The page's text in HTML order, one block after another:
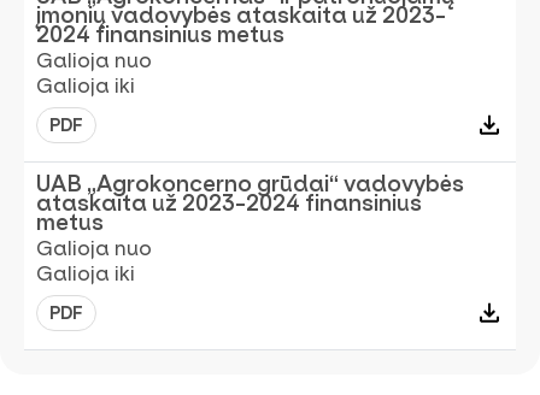
įmonių vadovybės ataskaita už 2023-
2024 finansinius metus
Galioja nuo
Galioja iki
PDF
UAB „Agrokoncerno grūdai“ vadovybės
ataskaita už 2023-2024 finansinius
metus
Galioja nuo
Galioja iki
PDF